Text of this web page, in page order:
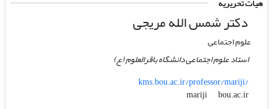
دکتر شمس الله مریجی
علوم اجتماعی
استاد علوم اجتماعی دانشگاه باقرالعلوم (ع)
kms.bou.ac.ir/professor/mariji/
mariji
bou.ac.ir